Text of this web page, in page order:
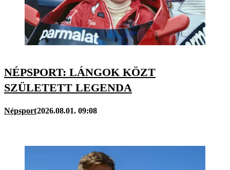
NÉPSPORT: LÁNGOK KÖZT
SZÜLETETT LEGENDA
Népsport2026.08.01. 09:08